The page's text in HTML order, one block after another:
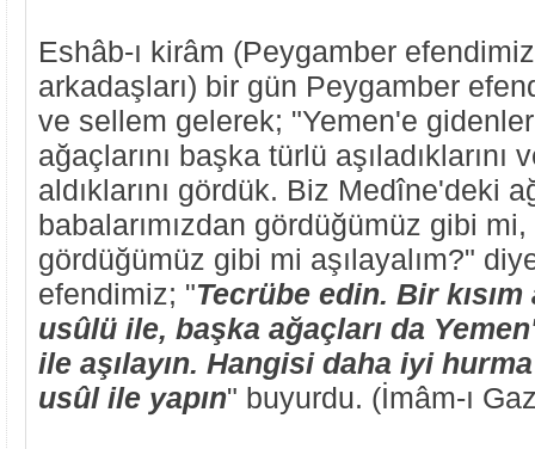
Eshâb-ı kirâm (Peygamber
arkadaşları) bir gün Peygamber
ve sellem gelerek; "Yemen'e
ağaçlarını başka türlü
aldıklarını gördük. Biz Medîne'deki
babalarımızdan gördüğümüz gibi
gördüğümüz gibi mi aşılayalım?"
efendimiz; "Tecrübe edin. Bir kısım
usûlü ile, başka ağaçları da
ile aşılayın. Hangisi daha iyi
usûl ile yapın" buyurdu. (İmâm-ı